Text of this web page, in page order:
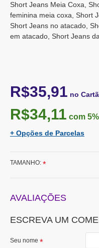
Short Jeans Meia Coxa,
feminina meia coxa, Short
Short Jeans no atacado,
em atacado, Short Jeans
R$35,91 no
R$34,11 com 5%
+ Opções de Parcelas
TAMANHO:
AVALIAÇÕES
ESCREVA UM
Seu nome